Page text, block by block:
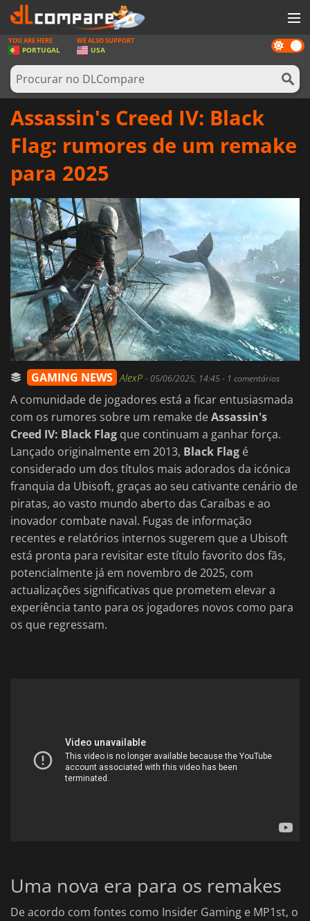
JOGOS
GAME CARDS
SOFTWARE
HARDWARE
NOTÍCIAS
ENTRAR OU REGISTAR
Dark
mode
YOU ARE HERE
PORTUGAL
WE ALSO SUPPORT
USA
Assassin's Creed IV: Black
Flag: rumores de um remake
para 2025
GAMING NEWS AlexP -05/06/2025, 14:45- 1 comentários
A comunidade de jogadores está a ficar entusiasmada
com os rumores sobre um remake deAssassin's
Creed IV: Black Flag que continuam a ganhar força.
Lançado originalmente em 2013, Black Flag é
considerado um dos títulos mais adorados da icónica
franquia da Ubisoft, graças ao seu cativante cenário de
piratas, ao vasto mundo aberto das Caraíbas e ao
inovador combate naval. Fugas de informação
recentes e relatórios internos sugerem que a Ubisoft
está pronta para revisitar este título favorito dos fãs,
potencialmente já em novembro de 2025, com
actualizações significativas que prometem elevar a
experiência tanto para os jogadores novos como para
os que regressam.
Uma nova era para os remakes
De acordo com fontes como Insider Gaming e MP1st, o